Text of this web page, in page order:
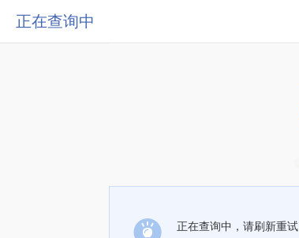
正在查询中
正在查询中，请刷新重试